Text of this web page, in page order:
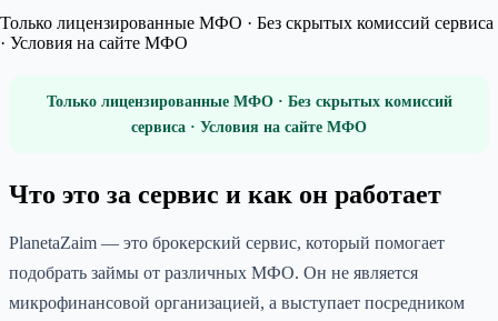
Только лицензированные МФО · Без скрытых комиссий сервиса
· Условия на сайте МФО
Только лицензированные МФО · Без скрытых комиссий
сервиса · Условия на сайте МФО
Что это за сервис и как он работает
PlanetaZaim — это брокерский сервис, который помогает
подобрать займы от различных МФО. Он не является
микрофинансовой организацией, а выступает посредником